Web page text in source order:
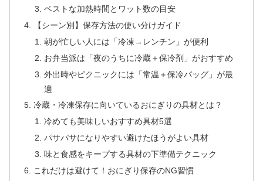
ベストな加熱時間とワット数の目安
【シーン別】保存方法の使い分けガイド
朝が忙しい人には「冷凍→レンチン」が便利
お弁当派は「夜のうちに冷蔵＋保冷剤」がおすすめ
外出時やピクニックには「常温＋保冷バッグ」が最
適
冷蔵・冷凍保存に向いているおにぎりの具材とは？
冷めても美味しいおすすめ具材5選
パサパサになりやすい避けたほうがよい具材
味と食感をキープする具材の下準備テクニック
これだけは避けて！おにぎり保存のNG習慣